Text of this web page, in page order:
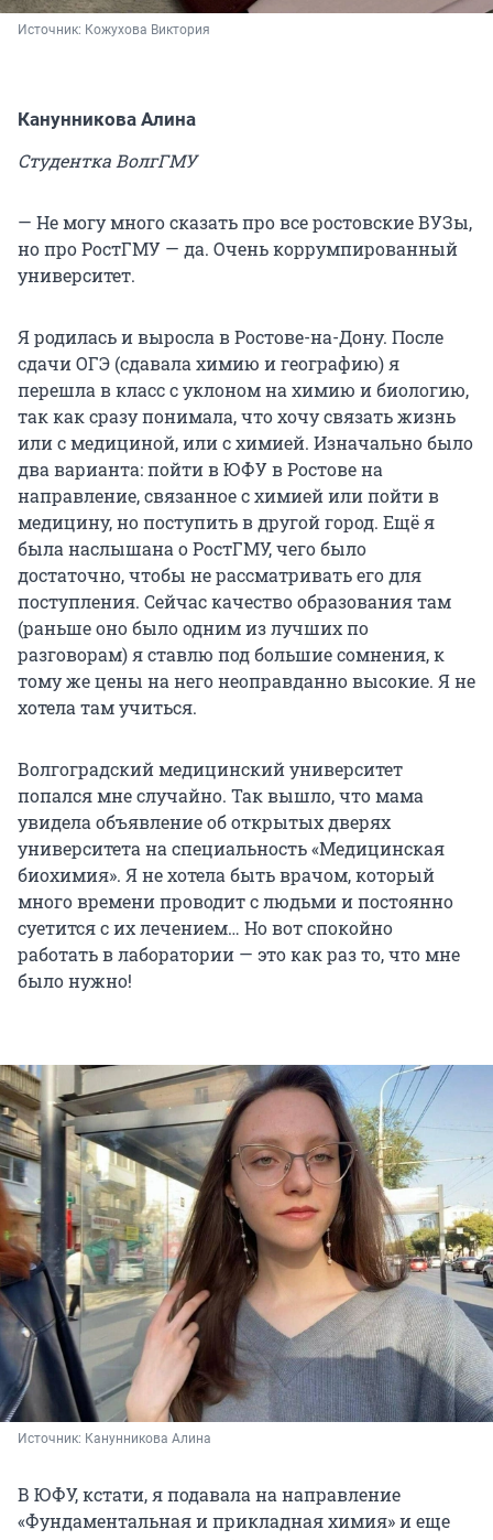
Источник: Кожухова Виктория
Канунникова Алина
Студентка ВолгГМУ
— Не могу много сказать про все ростовские ВУЗы,
но про РостГМУ — да. Очень коррумпированный
университет.
Я родилась и выросла в Ростове-на-Дону. После
сдачи ОГЭ (сдавала химию и географию) я
перешла в класс с уклоном на химию и биологию,
так как сразу понимала, что хочу связать жизнь
или с медициной, или с химией. Изначально было
два варианта: пойти в ЮФУ в Ростове на
направление, связанное с химией или пойти в
медицину, но поступить в другой город. Ещё я
была наслышана о РостГМУ, чего было
достаточно, чтобы не рассматривать его для
поступления. Сейчас качество образования там
(раньше оно было одним из лучших по
разговорам) я ставлю под большие сомнения, к
тому же цены на него неоправданно высокие. Я не
хотела там учиться.
Волгоградский медицинский университет
попался мне случайно. Так вышло, что мама
увидела объявление об открытых дверях
университета на специальность «Медицинская
биохимия». Я не хотела быть врачом, который
много времени проводит с людьми и постоянно
суетится с их лечением… Но вот спокойно
работать в лаборатории — это как раз то, что мне
было нужно!
Источник: Канунникова Алина
В ЮФУ, кстати, я подавала на направление
«Фундаментальная и прикладная химия» и еще